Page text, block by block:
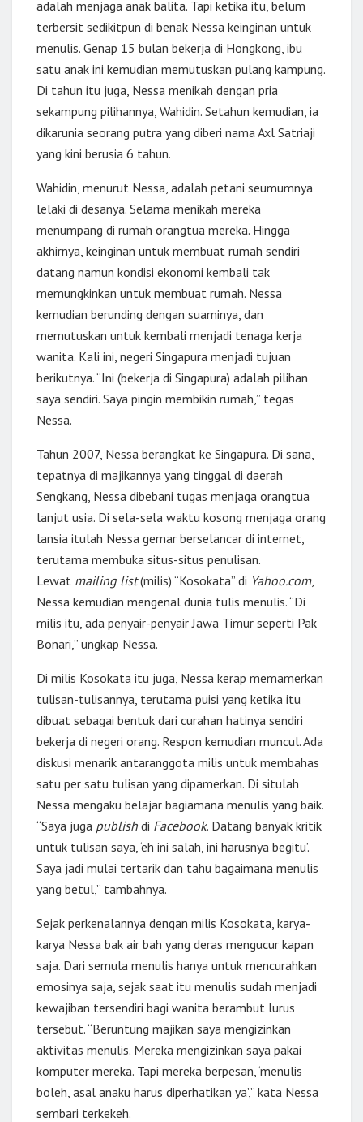
adalah menjaga anak balita. Tapi ketika itu, belum
terbersit sedikitpun di benak Nessa keinginan untuk
menulis. Genap 15 bulan bekerja di Hongkong, ibu
satu anak ini kemudian memutuskan pulang kampung.
Di tahun itu juga, Nessa menikah dengan pria
sekampung pilihannya, Wahidin. Setahun kemudian, ia
dikarunia seorang putra yang diberi nama Axl Satriaji
yang kini berusia 6 tahun.
Wahidin, menurut Nessa, adalah petani seumumnya
lelaki di desanya. Selama menikah mereka
menumpang di rumah orangtua mereka. Hingga
akhirnya, keinginan untuk membuat rumah sendiri
datang namun kondisi ekonomi kembali tak
memungkinkan untuk membuat rumah. Nessa
kemudian berunding dengan suaminya, dan
memutuskan untuk kembali menjadi tenaga kerja
wanita. Kali ini, negeri Singapura menjadi tujuan
berikutnya. “Ini (bekerja di Singapura) adalah pilihan
saya sendiri. Saya pingin membikin rumah,” tegas
Nessa.
Tahun 2007, Nessa berangkat ke Singapura. Di sana,
tepatnya di majikannya yang tinggal di daerah
Sengkang, Nessa dibebani tugas menjaga orangtua
lanjut usia. Di sela-sela waktu kosong menjaga orang
lansia itulah Nessa gemar berselancar di internet,
terutama membuka situs-situs penulisan.
Lewat mailing list(milis) “Kosokata” di Yahoo.com,
Nessa kemudian mengenal dunia tulis menulis. “Di
milis itu, ada penyair-penyair Jawa Timur seperti Pak
Bonari,” ungkap Nessa.
Di milis Kosokata itu juga, Nessa kerap memamerkan
tulisan-tulisannya, terutama puisi yang ketika itu
dibuat sebagai bentuk dari curahan hatinya sendiri
bekerja di negeri orang. Respon kemudian muncul. Ada
diskusi menarik antaranggota milis untuk membahas
satu per satu tulisan yang dipamerkan. Di situlah
Nessa mengaku belajar bagiamana menulis yang baik.
“Saya juga publish di Facebook. Datang banyak kritik
untuk tulisan saya, ‘eh ini salah, ini harusnya begitu’.
Saya jadi mulai tertarik dan tahu bagaimana menulis
yang betul,” tambahnya.
Sejak perkenalannya dengan milis Kosokata, karya-
karya Nessa bak air bah yang deras mengucur kapan
saja. Dari semula menulis hanya untuk mencurahkan
emosinya saja, sejak saat itu menulis sudah menjadi
kewajiban tersendiri bagi wanita berambut lurus
tersebut. “Beruntung majikan saya mengizinkan
aktivitas menulis. Mereka mengizinkan saya pakai
komputer mereka. Tapi mereka berpesan, ‘menulis
boleh, asal anaku harus diperhatikan ya’,” kata Nessa
sembari terkekeh.